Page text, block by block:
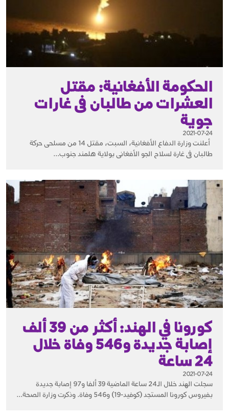
الحكومة الأفغانية: مقتل
العشرات من طالبان فى غارات
جوية
2021-07-24
أعلنت وزارة الدفاع الأفغانية، السبت، مقتل 14 من مسلحى حركة
طالبان فى غارة لسلاح الجو الأفغانى بولاية هلمند جنوب...
كورونا في الهند: أكثر من 39 ألف
إصابة جديدة و546 وفاة خلال
24 ساعة
2021-07-24
سجلت الهند خلال الـ24 ساعة الماضية 39 ألفا و97 إصابة جديدة
بفيروس كورونا المستجد (كوفيد-19) و546 وفاة. وذكرت وزارة الصحة...